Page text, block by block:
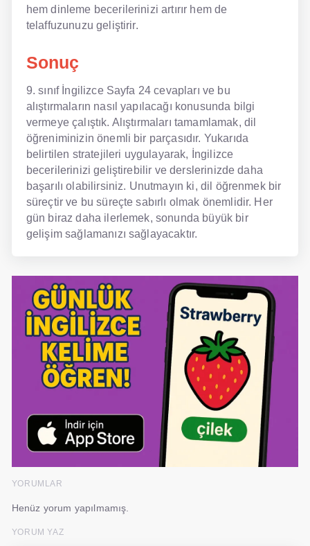
hem dinleme becerilerinizi artırır hem de
telaffuzunuzu geliştirir.
Sonuç
9. sınıf İngilizce Sayfa 24 cevapları ve bu
alıştırmaların nasıl yapılacağı konusunda bilgi
vermeye çalıştık. Alıştırmaları tamamlamak, dil
öğreniminizin önemli bir parçasıdır. Yukarıda
belirtilen stratejileri uygulayarak, İngilizce
becerilerinizi geliştirebilir ve derslerinizde daha
başarılı olabilirsiniz. Unutmayın ki, dil öğrenmek bir
süreçtir ve bu süreçte sabırlı olmak önemlidir. Her
gün biraz daha ilerlemek, sonunda büyük bir
gelişim sağlamanızı sağlayacaktır.
YORUMLAR
Henüz yorum yapılmamış.
YORUM YAZ